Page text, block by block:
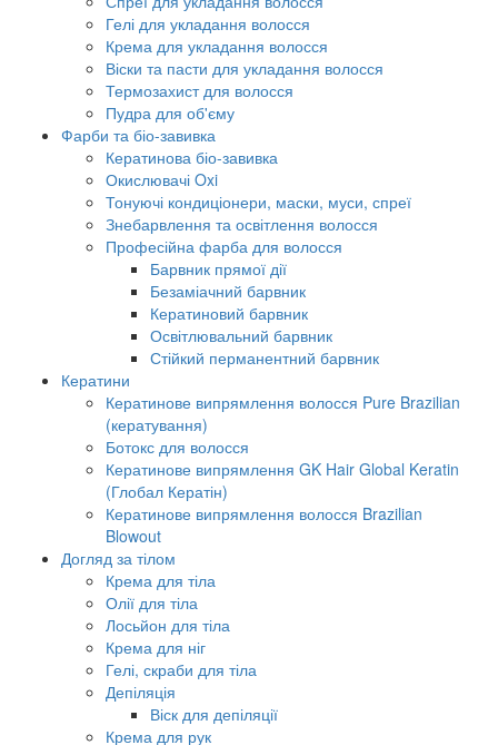
Гелі для укладання волосся
Крема для укладання волосся
Віски та пасти для укладання волосся
Термозахист для волосся
Пудра для об'єму
Фарби та біо-завивка
Кератинова біо-завивка
Окислювачі Oxi
Тонуючі кондиціонери, маски, муси, спреї
Знебарвлення та освітлення волосся
Професійна фарба для волосся
Барвник прямої дії
Безаміачний барвник
Кератиновий барвник
Освітлювальний барвник
Стійкий перманентний барвник
Кератини
Кератинове випрямлення волосся Pure Brazilian
(кератування)
Ботокс для волосся
Кератинове випрямлення GK Hair Global Keratin
(Глобал Кератін)
Кератинове випрямлення волосся Brazilian
Blowout
Догляд за тілом
Крема для тіла
Олії для тіла
Лосьйон для тіла
Крема для ніг
Гелі, скраби для тіла
Депіляція
Віск для депіляції
Крема для рук